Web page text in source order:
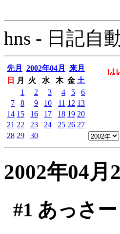
hns - 日記自
先月 2002年04月
来月
日
月 火 水 木 金 土
1
2 3 4 5
6
7
8 9 10 11 12 13
14 15 16 17 18 19 20
21 22 23 24 25 26 27
28 29 30
2002年04月
#1 あっさー